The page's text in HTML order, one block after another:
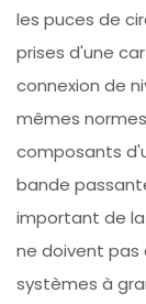
les puces de
prises d'une
connexion de
mêmes
composants
bande
important de
ne doivent pas
systèmes à